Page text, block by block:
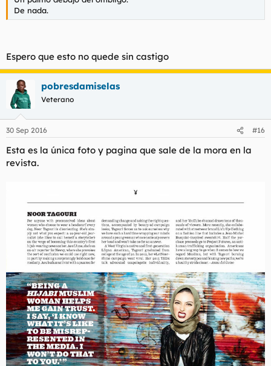
De nada.
Espero que esto no quede sin castigo
pobresdamiselas
Veterano
30 Sep 2016 #16
Esta es la única foto y pagina que sale de la mora en la
revista.